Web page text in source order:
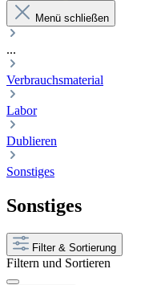
Menü schließen
...
Verbrauchsmaterial
Labor
Dublieren
Sonstiges
Sonstiges
Filter & Sortierung
Filtern und Sortieren